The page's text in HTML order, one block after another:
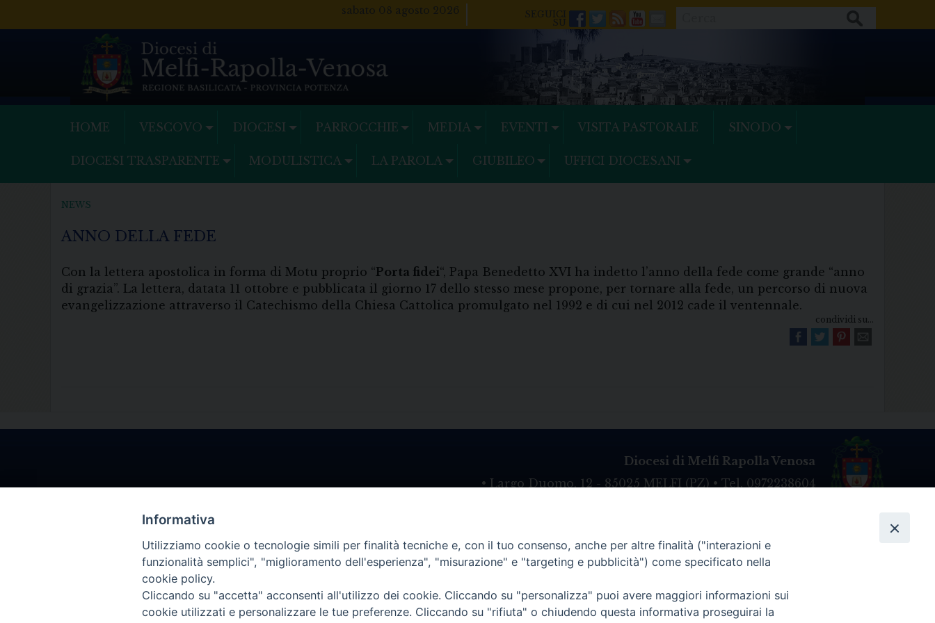
sabato 08 agosto 2026
Facebook
Twitter
FeedsYoutube
Mail
HOME VESCOVO DIOCESI PARROCCHIE MEDIA EVENTI VISITA PASTORALE SINODO
DIOCESI TRASPARENTE MODULISTICA LA PAROLA GIUBILEO UFFICI DIOCESANI
NEWS
ANNO DELLA FEDE
Con la lettera apostolica in forma di Motu proprio “Porta fidei“, Papa Benedetto XVI ha indetto l’anno della fede come grande “anno
di grazia”. La lettera, datata 11 ottobre e pubblicata il giorno 17 dello stesso mese propone, per tornare alla fede, un percorso di nuova
evangelizzazione attraverso il Catechismo della Chiesa Cattolica promulgato nel 1992 e di cui nel 2012 cade il ventennale.
condividi su...
Diocesi di Melfi Rapolla Venosa
• Largo Duomo, 12 - 85025 MELFI (PZ) • Tel. 0972238604
Informativa
Utilizziamo cookie o tecnologie simili per finalità tecniche e, con il tuo consenso, anche per altre finalità ("interazioni e
funzionalità semplici", "miglioramento dell'esperienza", "misurazione" e "targeting e pubblicità") come specificato nella
cookie policy.
Cliccando su "accetta" acconsenti all'utilizzo dei cookie. Cliccando su "personalizza" puoi avere maggiori informazioni sui
cookie utilizzati e personalizzare le tue preferenze. Cliccando su "rifiuta" o chiudendo questa informativa proseguirai la